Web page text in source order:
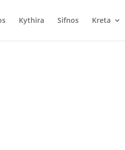
Kythira Sifnos Kreta